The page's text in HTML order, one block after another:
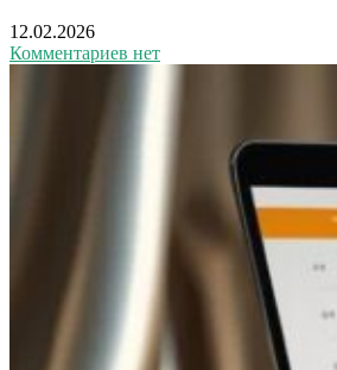
12.02.2026
Комментариев нет